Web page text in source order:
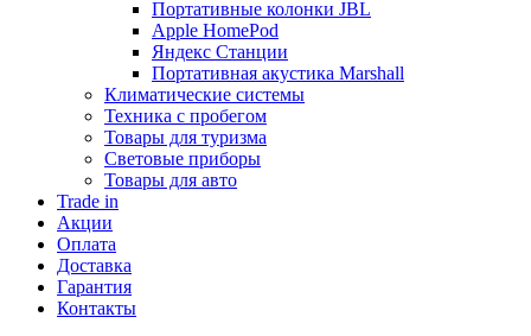
Портативные колонки JBL
Apple HomePod
Яндекс Станции
Портативная акустика Marshall
Климатические системы
Техника с пробегом
Товары для туризма
Световые приборы
Товары для авто
Trade in
Акции
Оплата
Доставка
Гарантия
Контакты